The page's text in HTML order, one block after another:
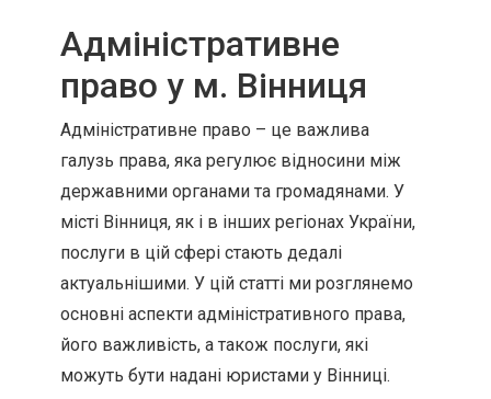
Адміністративне
право у м. Вінниця
Адміністративне право – це важлива
галузь права, яка регулює відносини між
державними органами та громадянами. У
місті Вінниця, як і в інших регіонах України,
послуги в цій сфері стають дедалі
актуальнішими. У цій статті ми розглянемо
основні аспекти адміністративного права,
його важливість, а також послуги, які
можуть бути надані юристами у Вінниці.